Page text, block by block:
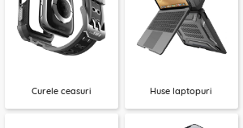
Curele ceasuri Huse laptopuri